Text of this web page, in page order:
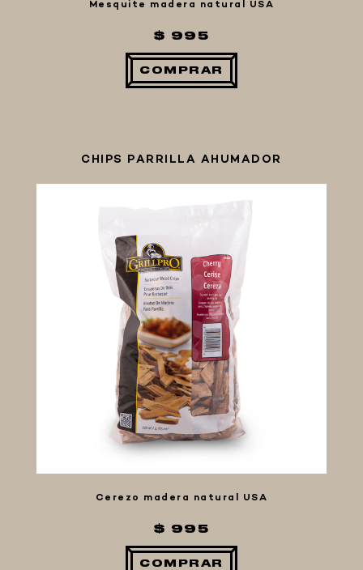
Mesquite madera natural USA
$ 995
COMPRAR
CHIPS PARRILLA AHUMADOR
Cerezo madera natural USA
$ 995
COMPRAR